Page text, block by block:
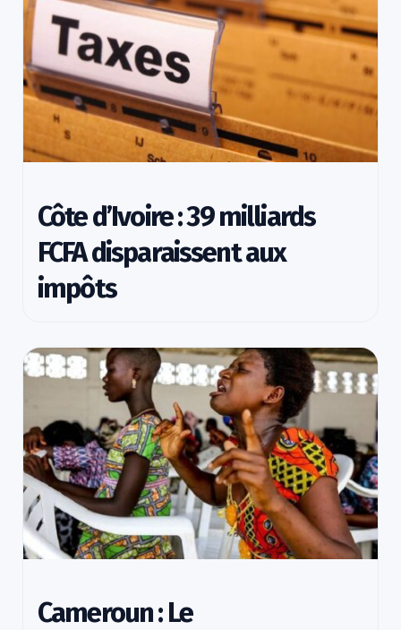
Côte d’Ivoire : 39 milliards
FCFA disparaissent aux
impôts
Cameroun : Le